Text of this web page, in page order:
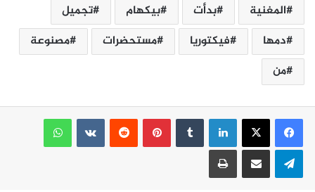
المغنية
بدأت بيكهام
تجميل
دمها
فيكتوريا مستحضرات
مصنوعة
من
لينكدإن بينتيريست
واتساب
تيلقرام مشاركة عبر البريد طباعة